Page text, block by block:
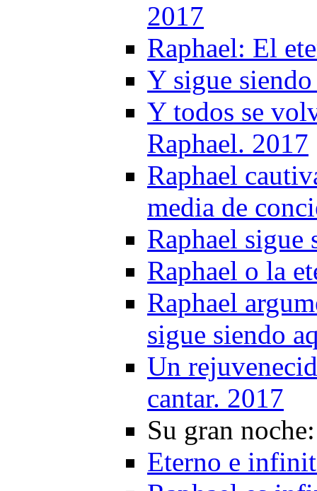
2017
Raphael: El
Y sigue
Y todos se
Raphael. 2017
Raphael
media de
Raphael sigue
Raphael o la
Raphael
sigue siendo
Un
cantar. 2017
Su gran
Eterno e